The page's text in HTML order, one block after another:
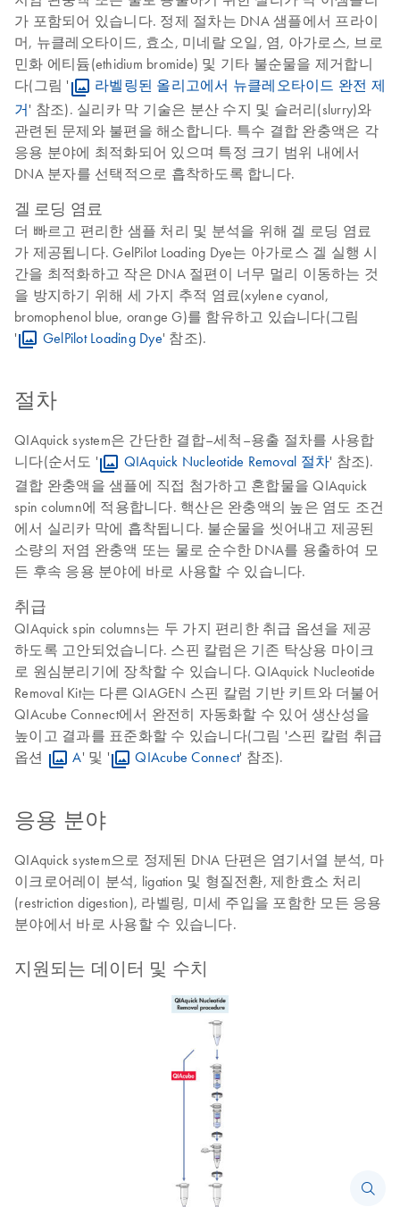
가 포함되어 있습니다. 정제 절차는 DNA 샘플에서 프라이
머, 뉴클레오타이드, 효소, 미네랄 오일, 염, 아가로스, 브로
민화 에티듐(ethidium bromide) 및 기타 불순물을 제거합니
다(그림 '
라벨링된 올리고에서 뉴클레오타이드 완전 제
거' 참조). 실리카 막 기술은 분산 수지 및 슬러리(slurry)와
관련된 문제와 불편을 해소합니다. 특수 결합 완충액은 각
응용 분야에 최적화되어 있으며 특정 크기 범위 내에서
DNA 분자를 선택적으로 흡착하도록 합니다.
겔 로딩 염료
더 빠르고 편리한 샘플 처리 및 분석을 위해 겔 로딩 염료
가 제공됩니다. GelPilot Loading Dye는 아가로스 겔 실행 시
간을 최적화하고 작은 DNA 절편이 너무 멀리 이동하는 것
을 방지하기 위해 세 가지 추적 염료(xylene cyanol,
bromophenol blue, orange G)를 함유하고 있습니다(그림
'
GelPilot Loading Dye' 참조).
절차
QIAquick system은 간단한 결합–세척–용출 절차를 사용합
니다(순서도 '
QIAquick Nucleotide Removal 절차' 참조).
결합 완충액을 샘플에 직접 첨가하고 혼합물을 QIAquick
spin column에 적용합니다. 핵산은 완충액의 높은 염도 조건
에서 실리카 막에 흡착됩니다. 불순물을 씻어내고 제공된
소량의 저염 완충액 또는 물로 순수한 DNA를 용출하여 모
든 후속 응용 분야에 바로 사용할 수 있습니다.
취급
QIAquick spin columns는 두 가지 편리한 취급 옵션을 제공
하도록 고안되었습니다. 스핀 칼럼은 기존 탁상용 마이크
로 원심분리기에 장착할 수 있습니다. QIAquick Nucleotide
Removal Kit는 다른 QIAGEN 스핀 칼럼 기반 키트와 더불어
QIAcube Connect에서 완전히 자동화할 수 있어 생산성을
높이고 결과를 표준화할 수 있습니다(그림 '스핀 칼럼 취급
옵션
A' 및 ' QIAcube Connect' 참조).
응용 분야
QIAquick system으로 정제된 DNA 단편은 염기서열 분석, 마
이크로어레이 분석, ligation 및 형질전환, 제한효소 처리
(restriction digestion), 라벨링, 미세 주입을 포함한 모든 응용
분야에서 바로 사용할 수 있습니다.
지원되는 데이터 및 수치